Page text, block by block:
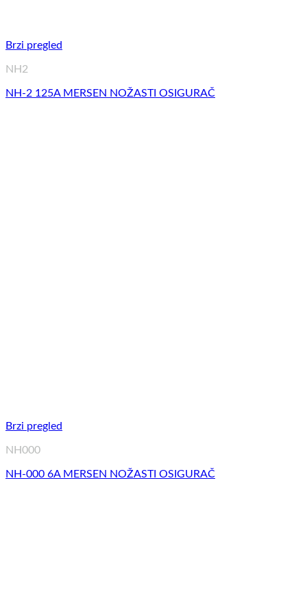
Brzi pregled
NH2
NH-2 125A MERSEN NOŽASTI OSIGURAČ
Brzi pregled
NH000
NH-000 6A MERSEN NOŽASTI OSIGURAČ